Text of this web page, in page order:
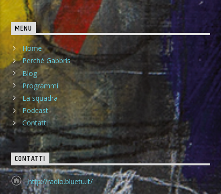
MENU
Home
Perché Gabbris
Blog
Programmi
La squadra
Podcast
Contatti
CONTATTI
http://radio.bluetu.it/